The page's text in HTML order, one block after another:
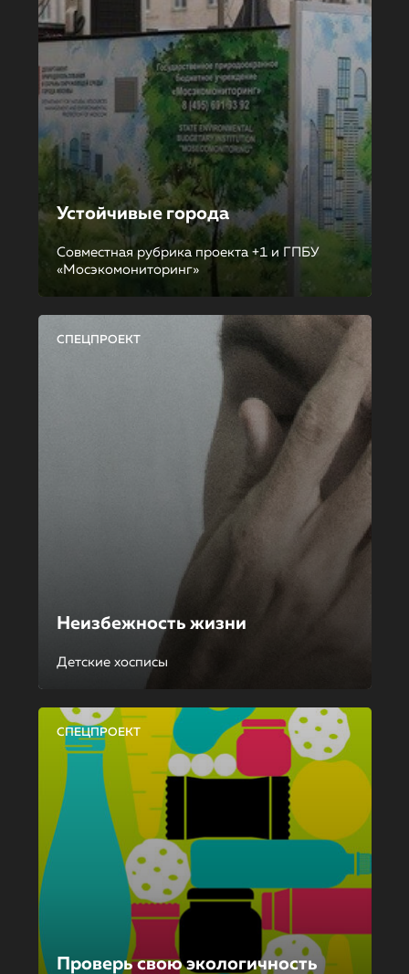
Устойчивые города
Совместная рубрика проекта +1 и ГПБУ
«Мосэкомониторинг»
СПЕЦПРОЕКТ
Неизбежность жизни
Детские хосписы
СПЕЦПРОЕКТ
Проверь свою экологичность